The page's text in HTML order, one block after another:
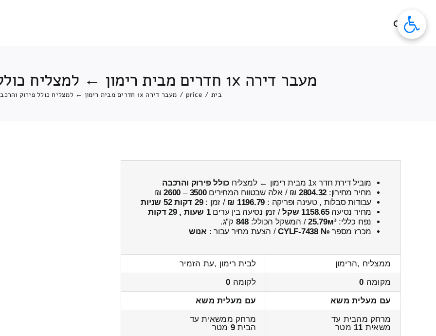
מעבר דירה 1x חדרים מבית רימון ← למצליח כולל פירוק והרכבה
בית /
price
/ מעבר דירה 1x חדרים מבית רימון ← למצליח כולל פירוק והרכבה
מוביל דירת חדר 1x מבית רימון ← למצליח
כולל פירוק והרכבה
מחיר מחירון: 2804.32 ₪ / אלה שבטווח המחירים3500
–
2600
₪
עבודות סבלות , טעינה ופריקה : 1196.79 ₪ / זמן :29 דקות 52 שניות
מחיר נסיעה1158.65 שקל / זמן נסיעה בין ערים1 שעות , 29 דקות
נפח כללי:25.79м³/ המשקל הכולל:848 ק”ג.
מכרז מספר № CYLF-7438 / הצעת מחיר עבור : אנוש
ממצליח ,הרימון
לבית רימון ,עת הזמיר
מקומה 0 לקומה 0
עם מעלית משא
עם מעלית משא
מרחק מהבית עד
משאית 11 מטר
מרחק ממשאית עד
הבית9 מטר